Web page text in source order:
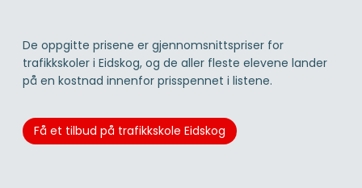
De oppgitte prisene er gjennomsnittspriser for
trafikkskoler i Eidskog, og de aller fleste elevene lander
på en kostnad innenfor prisspennet i listene.
Få et tilbud på trafikkskole Eidskog